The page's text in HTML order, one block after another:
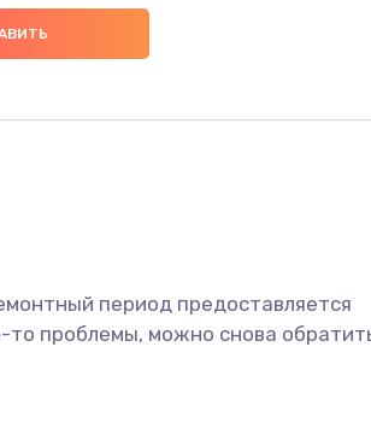
1800 руб.
период предоставляется
то проблемы, можно снова